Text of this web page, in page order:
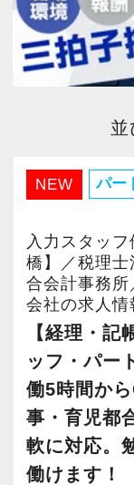
並
NEW パー
入力スタッ
橋】／税理
合会計事務
会社の求人情
【経理・記
ッフ・パー
働5時間か
事・育児都
軟に対応。
働けます！